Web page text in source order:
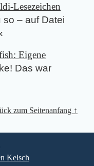
Lesezeichen
so – auf Datei
Eigene
Das war
zum Seitenanfang ↑
Kelsch